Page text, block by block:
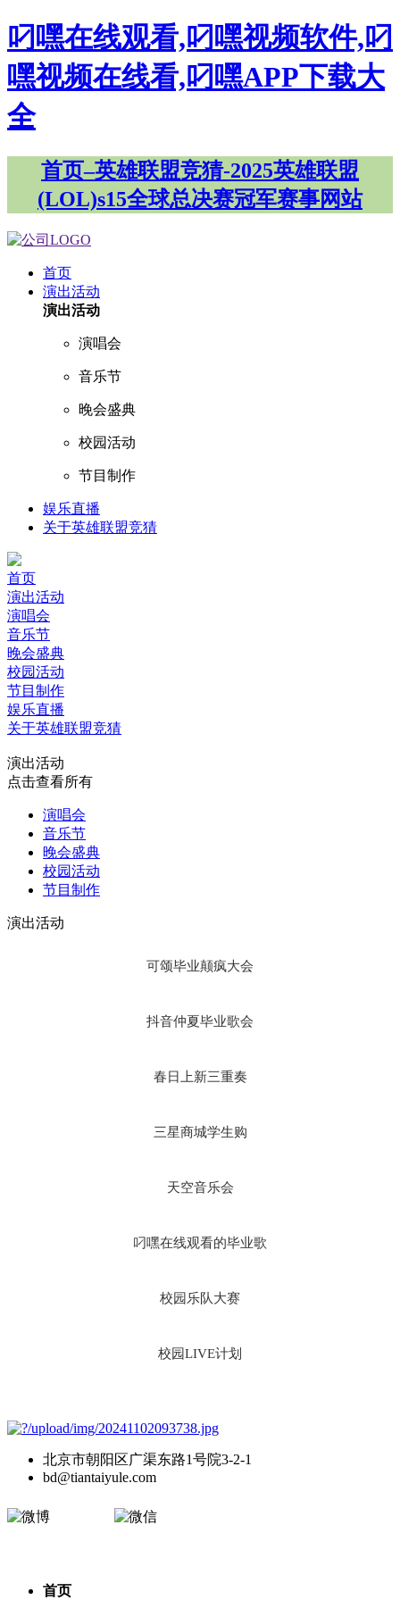
叼嘿在线观看,叼嘿视频软件,叼
嘿视频在线看,叼嘿APP下载大
全
首页–英雄联盟竞猜-2025英雄联盟
(LOL)s15全球总决赛冠军赛事网站
首页
演出活动
演出活动
演唱会
音乐节
晚会盛典
校园活动
节目制作
娱乐直播
关于英雄联盟竞猜
首页
演出活动
演唱会
音乐节
晚会盛典
校园活动
节目制作
娱乐直播
关于英雄联盟竞猜
演出活动
点击查看所有
演唱会
音乐节
晚会盛典
校园活动
节目制作
演出活动
可颂毕业颠疯大会
抖音仲夏毕业歌会
春日上新三重奏
三星商城学生购
天空音乐会
叼嘿在线观看的毕业歌
校园乐队大赛
校园LIVE计划
北京市朝阳区广渠东路1号院3-2-1
bd@tiantaiyule.com
首页